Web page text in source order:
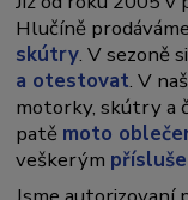
Hlučíně
skútry. V sezoně
a otestovat. V
motorky, skútry a
patě moto
veškerým